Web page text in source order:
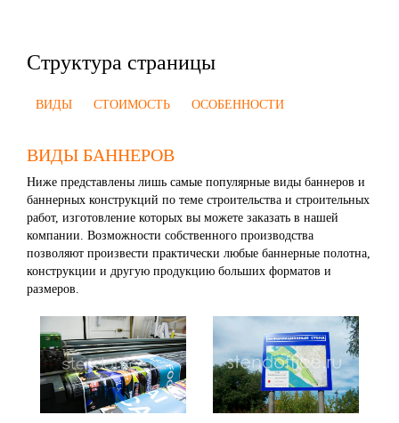
Структура страницы
ВИДЫ СТОИМОСТЬ ОСОБЕННОСТИ
ВИДЫ БАННЕРОВ
Ниже представлены лишь самые популярные виды баннеров и
баннерных конструкций по теме строительства и строительных
работ, изготовление которых вы можете заказать в нашей
компании. Возможности собственного производства
позволяют произвести практически любые баннерные полотна,
конструкции и другую продукцию больших форматов и
размеров.